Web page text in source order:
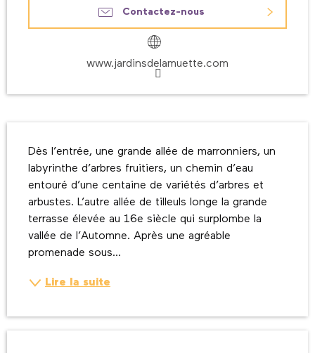
Contactez-nous
www.jardinsdelamuette.com
Dès l’entrée, une grande allée de marronniers, un
labyrinthe d’arbres fruitiers, un chemin d’eau
entouré d’une centaine de variétés d’arbres et
arbustes. L’autre allée de tilleuls longe la grande
terrasse élevée au 16e siècle qui surplombe la
vallée de l’Automne. Après une agréable
promenade sous...
Lire la suite